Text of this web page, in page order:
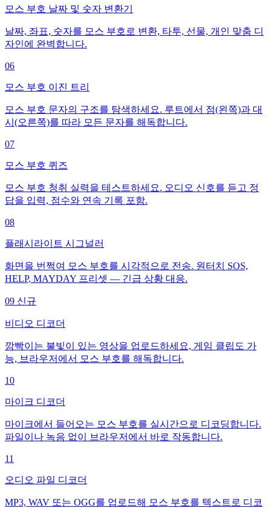
모스 부호 날짜 및 숫자 변환기
날짜, 좌표, 숫자를 모스 부호로 변환, 타투, 선물, 개인 맞춤 디
자인에 완벽합니다.
06
모스 부호 이진 트리
모스 부호 문자의 구조를 탐색하세요. 루트에서 점(왼쪽)과 대
시(오른쪽)를 따라 모든 문자를 해독합니다.
07
모스 부호 퀴즈
모스 부호 청취 실력을 테스트하세요. 오디오 신호를 듣고 정
답을 입력, 점수와 연속 기록 포함.
08
플래시라이트 시그널러
화면을 번쩍여 모스 부호를 시각적으로 전송. 원터치 SOS,
HELP, MAYDAY 프리셋 — 긴급 상황 대응.
09 신규
비디오 디코더
깜빡이는 불빛이 있는 영상을 업로드하세요, 게임 클립도 가
능, 브라우저에서 모스 부호를 해독합니다.
10
마이크 디코더
마이크에서 들어오는 모스 부호를 실시간으로 디코딩합니다.
파일이나 녹음 없이 브라우저에서 바로 작동합니다.
11
오디오 파일 디코더
MP3, WAV 또는 OGG를 업로드해 모스 부호를 텍스트로 디코